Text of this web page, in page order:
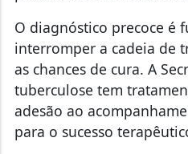
O diagnóstico precoce é
interromper a cadeia de
as chances de cura. A
tuberculose tem
adesão ao
para o sucesso